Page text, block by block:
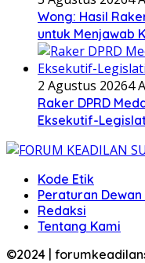
Wong: Hasil
untuk Menjawab
2 Agustus 20264
Raker DPRD
Eksekutif-
Kode Etik
Peraturan Dewan
Redaksi
Tentang Kami
©2024 |